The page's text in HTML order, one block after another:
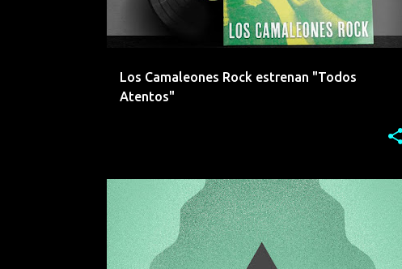
Los Camaleones Rock estrenan "Todos
Atentos"
EEMERGENTES INDIE POP ROCK SEVILLA
VICTORIA FORD +
VICTORIAS